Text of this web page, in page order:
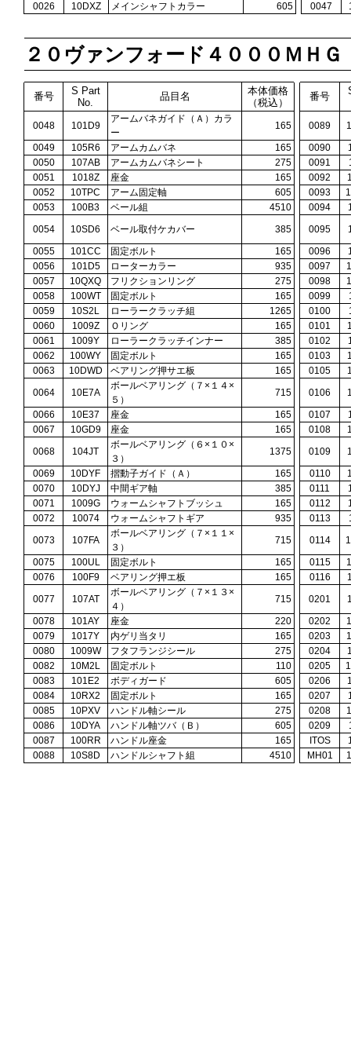
0026
10DXZ メインシャフトカラー 605 0047
２０ヴァンフォード４０００ＭＨＧ
番号
S Part
No.
品目名
本体価格
（税込）
番号
0048 101D9
アームバネガイド（Ａ）カラ
ー
165 0089
0049
105R6 アームカムバネ 165 0090
0050
107AB アームカムバネシート 275 0091
0051
1018Z 座金 165 0092
0052
10TPC アーム固定軸 605 0093
0053
100B3 ベール組 4510 0094
0054
10SD6 ベール取付ケカバー 385 0095
0055
101CC 固定ボルト 165 0096
0056
101D5 ローターカラー 935 0097
0057
10QXQ フリクションリング 275 0098
0058
100WT 固定ボルト 165 0099
0059
10S2L ローラークラッチ組 1265 0100
0060
1009Z Ｏリング 165 0101
0061
1009Y ローラークラッチインナー 385 0102
0062
100WY 固定ボルト 165 0103
0063
10DWD ベアリング押サエ板 165 0105
0064
10E7A
ボールベアリング（７×１４×
５）
715 0106
0066
10E37 座金 165 0107
0067
10GD9 座金 165 0108
0068
104JT
ボールベアリング（６×１０×
３）
1375 0109
0069
10DYF 摺動子ガイド（Ａ） 165 0110
0070
10DYJ 中間ギア軸 385 0111
0071
1009G ウォームシャフトブッシュ 165 0112
0072
10074 ウォームシャフトギア 935 0113
0073
107FA
ボールベアリング（７×１１×
３）
715 0114
0075
100UL 固定ボルト 165 0115
0076
100F9 ベアリング押エ板 165 0116
0077
107AT
ボールベアリング（７×１３×
４）
715 0201
0078
101AY 座金 220 0202
0079
1017Y 内ゲリ当タリ 165 0203
0080
1009W フタフランジシール 275 0204
0082
10M2L 固定ボルト 110 0205
0083
101E2 ボディガード 605 0206
0084
10RX2 固定ボルト 165 0207
0085
10PXV ハンドル軸シール 275 0208
0086
10DYA ハンドル軸ツバ（Ｂ） 605 0209
0087
100RR ハンドル座金 165 ITOS
0088
10S8D ハンドルシャフト組 4510 MH01